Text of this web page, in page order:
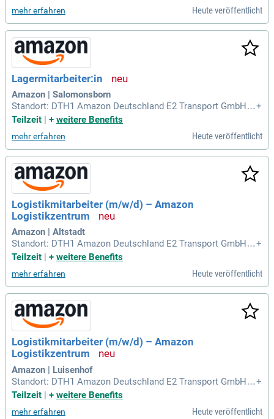
urt GmbH, Joseph-Meyer-Strasse 5, 99195 Erfurt Bezahlung:
Verdiene einen rechnerischen Stundenlohn
mehr erfahren Heute veröffentlicht
Lagermitarbeiter:in
Amazon | Salomonsborn
Standort: DTH1 Amazon Deutschland E2 Transport GmbH, J
oseph-Meyer-Straße 5, 99095 Erfurt ERF1 Amazon Erfurt Gm
urt GmbH, Joseph-Meyer-Strasse 5, 99195 Erfurt Bezahlung:
Verdiene einen rechnerischen Stundenlohn
+
Teilzeit | + weitere Benefits
mehr erfahren Heute veröffentlicht
Logistikmitarbeiter (m/w/d) – Amazon
Logistikzentrum
Amazon | Altstadt
Standort: DTH1 Amazon Deutschland E2 Transport GmbH, J
oseph-Meyer-Straße 5, 99095 Erfurt ERF1 Amazon Erfurt Gm
urt GmbH, Joseph-Meyer-Strasse 5, 99195 Erfurt Bezahlung:
Verdiene einen rechnerischen Stundenlohn
+
Teilzeit
+ weitere Benefits
mehr erfahren Heute veröffentlicht
Logistikmitarbeiter (m/w/d) – Amazon
Logistikzentrum
Amazon | Luisenhof
Standort: DTH1 Amazon Deutschland E2 Transport GmbH, J
oseph-Meyer-Straße 5, 99095 Erfurt ERF1 Amazon Erfurt Gm
urt GmbH, Joseph-Meyer-Strasse 5, 99195 Erfurt Bezahlung:
+
Teilzeit | + weitere Benefits
mehr erfahren Heute veröffentlicht